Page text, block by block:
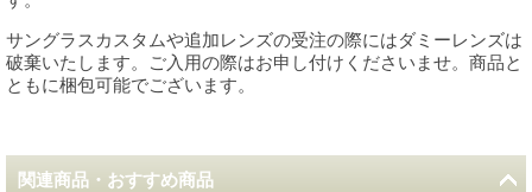
サングラスカスタムや追加レンズの受注の際にはダミーレンズは
破棄いたします。ご入用の際はお申し付けくださいませ。商品と
ともに梱包可能でございます。
関連商品・おすすめ商品